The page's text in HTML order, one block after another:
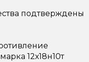
подтверждены
12х18н10т